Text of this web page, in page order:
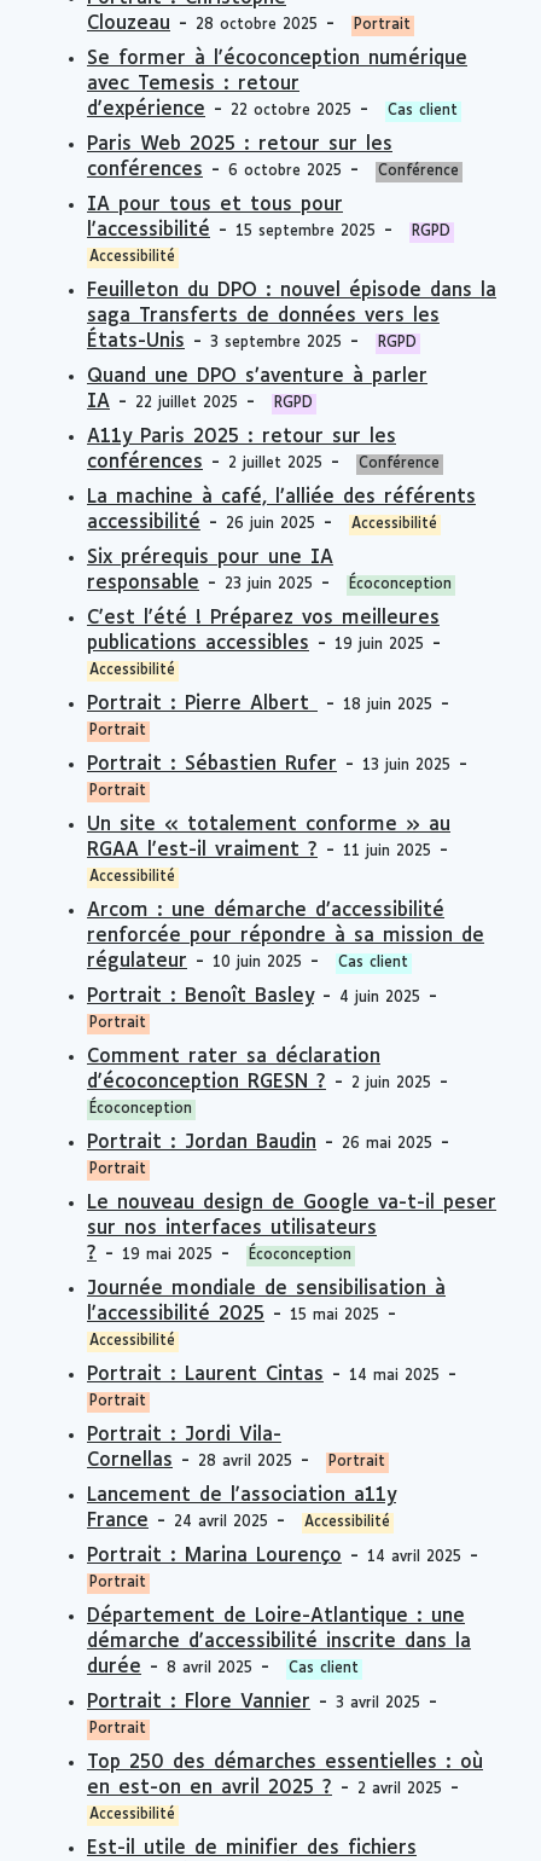
Clouzeau - 28 octobre 2025 - Portrait
Se former à l'écoconception numérique
avec Temesis : retour
d'expérience - 22 octobre 2025 - Cas client
Paris Web 2025 : retour sur les
conférences - 6 octobre 2025 - Conférence
IA pour tous et tous pour
l'accessibilité - 15 septembre 2025 -
RGPD
Accessibilité
Feuilleton du DPO : nouvel épisode dans la
saga Transferts de données vers les
États-Unis - 3 septembre 2025 - RGPD
Quand une DPO s’aventure à parler
IA - 22 juillet 2025 - RGPD
A11y Paris 2025 : retour sur les
conférences - 2 juillet 2025 - Conférence
La machine à café, l’alliée des référents
accessibilité - 26 juin 2025 - Accessibilité
Six prérequis pour une IA
responsable - 23 juin 2025 - Écoconception
C'est l'été ! Préparez vos meilleures
publications accessibles - 19 juin 2025 -
Accessibilité
Portrait : Pierre Albert - 18 juin 2025 -
Portrait
Portrait : Sébastien Rufer - 13 juin 2025 -
Portrait
Un site « totalement conforme » au
RGAA l'est-il vraiment ? - 11 juin 2025 -
Accessibilité
Arcom : une démarche d’accessibilité
renforcée pour répondre à sa mission de
régulateur - 10 juin 2025 - Cas client
Portrait : Benoît Basley- 4 juin 2025 -
Portrait
Comment rater sa déclaration
d'écoconception RGESN ? - 2 juin 2025 -
Écoconception
Portrait : Jordan Baudin - 26 mai 2025 -
Portrait
Le nouveau design de Google va-t-il peser
sur nos interfaces utilisateurs
? - 19 mai 2025 - Écoconception
Journée mondiale de sensibilisation à
l'accessibilité 2025 - 15 mai 2025 -
Accessibilité
Portrait : Laurent Cintas - 14 mai 2025 -
Portrait
Portrait : Jordi Vila-
Cornellas - 28 avril 2025 - Portrait
Lancement de l'association a11y
France - 24 avril 2025 - Accessibilité
Portrait : Marina Lourenço - 14 avril 2025 -
Portrait
Département de Loire-Atlantique : une
démarche d'accessibilité inscrite dans la
durée - 8 avril 2025 - Cas client
Portrait : Flore Vannier - 3 avril 2025 -
Portrait
Top 250 des démarches essentielles : où
en est-on en avril 2025 ? - 2 avril 2025 -
Accessibilité
Est-il utile de minifier des fichiers